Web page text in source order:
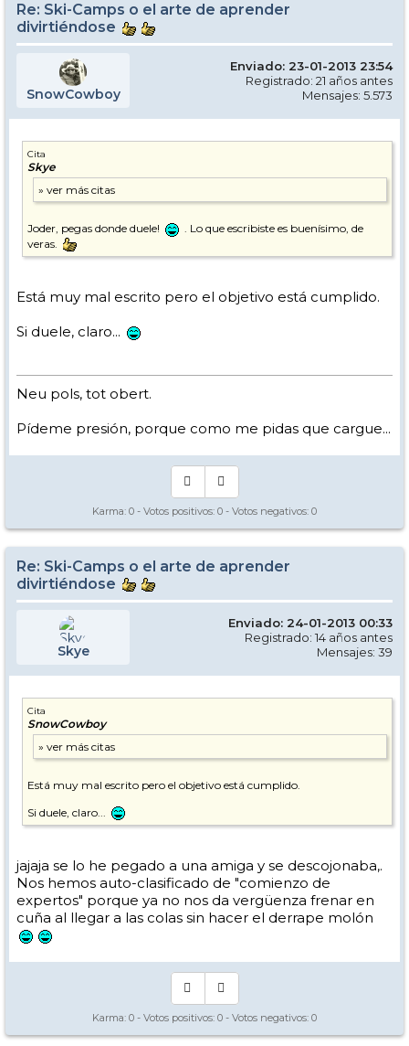
Re: Ski-Camps o el arte de aprender
divirtiéndose
SnowCowboy
Enviado: 23-01-2013 23:54
Registrado: 21 años antes
Mensajes: 5.573
Cita
Skye
Joder, pegas donde duele!
. Lo que escribiste es buenísimo, de
veras.
Está muy mal escrito pero el objetivo está cumplido.
Si duele, claro...
Neu pols, tot obert.
Pídeme presión, porque como me pidas que cargue...
Karma: 0 - Votos positivos: 0 - Votos negativos: 0
Re: Ski-Camps o el arte de aprender
divirtiéndose
Skye
Enviado: 24-01-2013 00:33
Registrado: 14 años antes
Mensajes: 39
Cita
SnowCowboy
Está muy mal escrito pero el objetivo está cumplido.
Si duele, claro...
jajaja se lo he pegado a una amiga y se descojonaba,.
Nos hemos auto-clasificado de "comienzo de
expertos" porque ya no nos da vergüenza frenar en
cuña al llegar a las colas sin hacer el derrape molón
Karma: 0 - Votos positivos: 0 - Votos negativos: 0